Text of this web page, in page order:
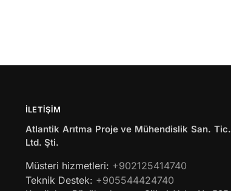
İLETIŞIM
Atlantik Arıtma Proje ve Mühendislik San. Tic.
Ltd. Şti.
Müsteri hizmetleri: +902125414740
Teknik Destek: +905544424740